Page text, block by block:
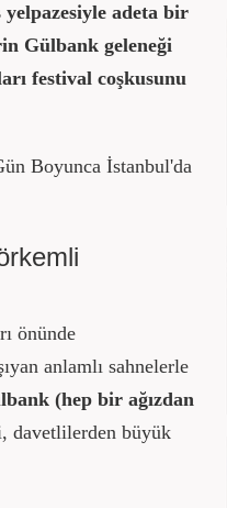
adeta bir
Gülbank geleneği
festival coşkusunu
Boyunca İstanbul'da
önünde
anlamlı sahnelerle
(hep bir ağızdan
davetlilerden büyük